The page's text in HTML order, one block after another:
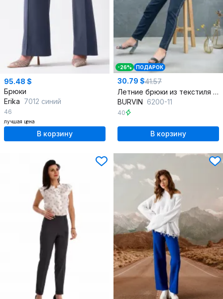
95.48 $
Брюки
Erika 7012 синий
46
лучшая цена
В корзину
-26% ПОДАРОК
30.79 $41.57
Летние брюки из текстиля для повседневной носки
BURVIN 6200-11
40
В корзину